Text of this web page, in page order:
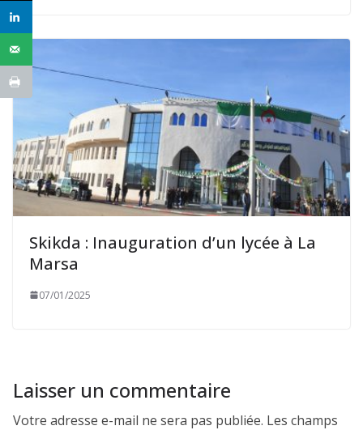
Skikda : Inauguration d’un lycée à La
Marsa
07/01/2025
Laisser un commentaire
Votre adresse e-mail ne sera pas publiée. Les champs